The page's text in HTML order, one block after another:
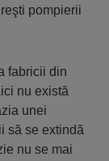
pompierii
fabricii din
nu există
unei
să se extindă
nu se mai